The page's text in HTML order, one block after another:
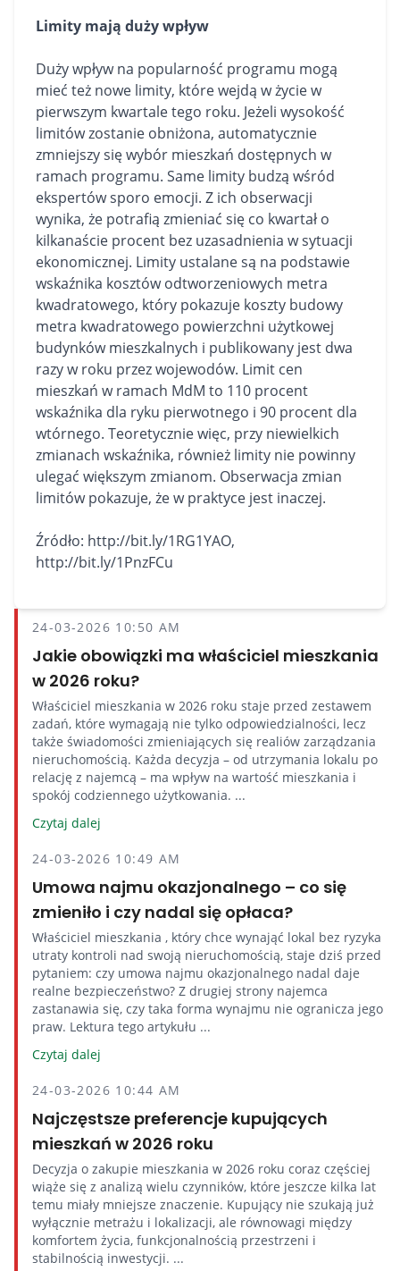
Limity mają duży wpływ
Duży wpływ na popularność programu mogą
mieć też nowe limity, które wejdą w życie w
pierwszym kwartale tego roku. Jeżeli wysokość
limitów zostanie obniżona, automatycznie
zmniejszy się wybór mieszkań dostępnych w
ramach programu. Same limity budzą wśród
ekspertów sporo emocji. Z ich obserwacji
wynika, że potrafią zmieniać się co kwartał o
kilkanaście procent bez uzasadnienia w sytuacji
ekonomicznej. Limity ustalane są na podstawie
wskaźnika kosztów odtworzeniowych metra
kwadratowego, który pokazuje koszty budowy
metra kwadratowego powierzchni użytkowej
budynków mieszkalnych i publikowany jest dwa
razy w roku przez wojewodów. Limit cen
mieszkań w ramach MdM to 110 procent
wskaźnika dla ryku pierwotnego i 90 procent dla
wtórnego. Teoretycznie więc, przy niewielkich
zmianach wskaźnika, również limity nie powinny
ulegać większym zmianom. Obserwacja zmian
limitów pokazuje, że w praktyce jest inaczej.
Źródło: http://bit.ly/1RG1YAO,
http://bit.ly/1PnzFCu
24-03-2026 10:50 AM
Jakie obowiązki ma właściciel mieszkania
w 2026 roku?
Właściciel mieszkania w 2026 roku staje przed zestawem
zadań, które wymagają nie tylko odpowiedzialności, lecz
także świadomości zmieniających się realiów zarządzania
nieruchomością. Każda decyzja – od utrzymania lokalu po
relację z najemcą – ma wpływ na wartość mieszkania i
spokój codziennego użytkowania. ...
Czytaj dalej
24-03-2026 10:49 AM
Umowa najmu okazjonalnego – co się
zmieniło i czy nadal się opłaca?
Właściciel mieszkania , który chce wynająć lokal bez ryzyka
utraty kontroli nad swoją nieruchomością, staje dziś przed
pytaniem: czy umowa najmu okazjonalnego nadal daje
realne bezpieczeństwo? Z drugiej strony najemca
zastanawia się, czy taka forma wynajmu nie ogranicza jego
praw. Lektura tego artykułu ...
Czytaj dalej
24-03-2026 10:44 AM
Najczęstsze preferencje kupujących
mieszkań w 2026 roku
Decyzja o zakupie mieszkania w 2026 roku coraz częściej
wiąże się z analizą wielu czynników, które jeszcze kilka lat
temu miały mniejsze znaczenie. Kupujący nie szukają już
wyłącznie metrażu i lokalizacji, ale równowagi między
komfortem życia, funkcjonalnością przestrzeni i
stabilnością inwestycji. ...